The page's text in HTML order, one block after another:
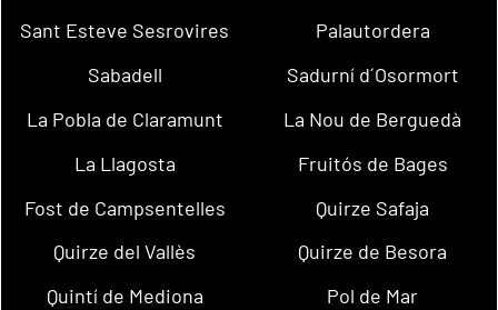
Sant Esteve Sesrovires
Palautordera
Sabadell
Sadurní d´Osormort
La Pobla de Claramunt
La Nou de Berguedà
La Llagosta
Fruitós de Bages
Fost de Campsentelles
Quirze Safaja
Quirze del Vallès
Quirze de Besora
Quintí de Mediona
Pol de Mar